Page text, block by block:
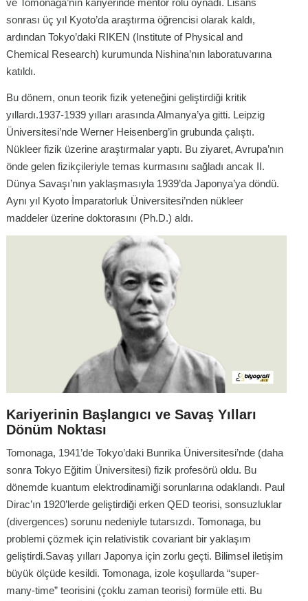
sonrası üç yıl Kyoto’da araştırma öğrencisi olarak kaldı,
ardından Tokyo’daki RIKEN (Institute of Physical and
Chemical Research) kurumunda Nishina’nın laboratuvarına
katıldı.
Bu dönem, onun teorik fizik yeteneğini geliştirdiği kritik
yıllardı.1937-1939 yılları arasında Almanya’ya gitti. Leipzig
Üniversitesi’nde Werner Heisenberg’in grubunda çalıştı.
Nükleer fizik üzerine araştırmalar yaptı. Bu ziyaret, Avrupa’nın
önde gelen fizikçileriyle temas kurmasını sağladı ancak II.
Dünya Savaşı’nın yaklaşmasıyla 1939’da Japonya’ya döndü.
Aynı yıl Kyoto İmparatorluk Üniversitesi’nden nükleer
maddeler üzerine doktorasını (Ph.D.) aldı.
Kariyerinin Başlangıcı ve Savaş Yılları
Dönüm Noktası
Tomonaga, 1941’de Tokyo’daki Bunrika Üniversitesi’nde (daha
sonra Tokyo Eğitim Üniversitesi) fizik profesörü oldu. Bu
dönemde kuantum elektrodinamiği sorunlarına odaklandı. Paul
Dirac’ın 1920’lerde geliştirdiği erken QED teorisi, sonsuzluklar
(divergences) sorunu nedeniyle tutarsızdı. Tomonaga, bu
problemi çözmek için relativistik covariant bir yaklaşım
geliştirdi.Savaş yılları Japonya için zorlu geçti. Bilimsel iletişim
büyük ölçüde kesildi. Tomonaga, izole koşullarda “super-
many-time” teorisini (çoklu zaman teorisi) formüle etti. Bu